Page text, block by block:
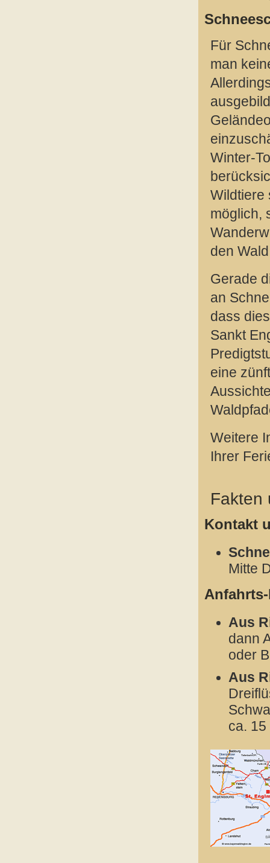
Für
man
Winter-
Wildtiere
möglich,
den
Gerade
an
dass
Sankt
eine
Weitere
Ihrer
Fakten
Kontakt
Mitte
Aus
dann
oder
Aus
ca. 15